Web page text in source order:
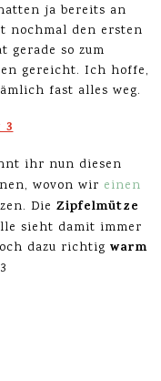
ja bereits an
nochmal den ersten
gerade so zum
gereicht. Ich hoffe,
fast alles weg.
3
ihr nun diesen
wovon wir einen
Die Zipfelmütze
sieht damit immer
dazu richtig warm